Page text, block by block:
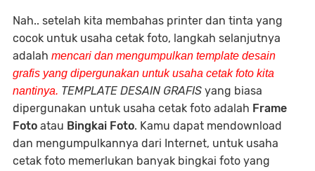
Nah.. setelah kita membahas printer dan tinta yang
cocok untuk usaha cetak foto, langkah selanjutnya
adalah mencari dan mengumpulkan template desain
grafis yang dipergunakan untuk usaha cetak foto kita
nantinya. TEMPLATE DESAIN GRAFIS yang biasa
dipergunakan untuk usaha cetak foto adalah Frame
Foto atau Bingkai Foto. Kamu dapat mendownload
dan mengumpulkannya dari Internet, untuk usaha
cetak foto memerlukan banyak bingkai foto yang